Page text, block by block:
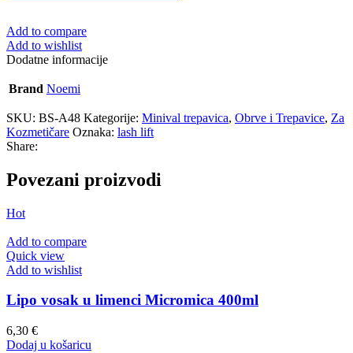
Add to compare
Add to wishlist
Dodatne informacije
Brand Noemi
SKU: BS-A48 Kategorije: Minival trepavica, Obrve i Trepavice, Za
Kozmetičare Oznaka: lash lift
Share:
Povezani proizvodi
Hot
Add to compare
Quick view
Add to wishlist
Lipo vosak u limenci Micromica 400ml
6,30 €
Dodaj u košaricu